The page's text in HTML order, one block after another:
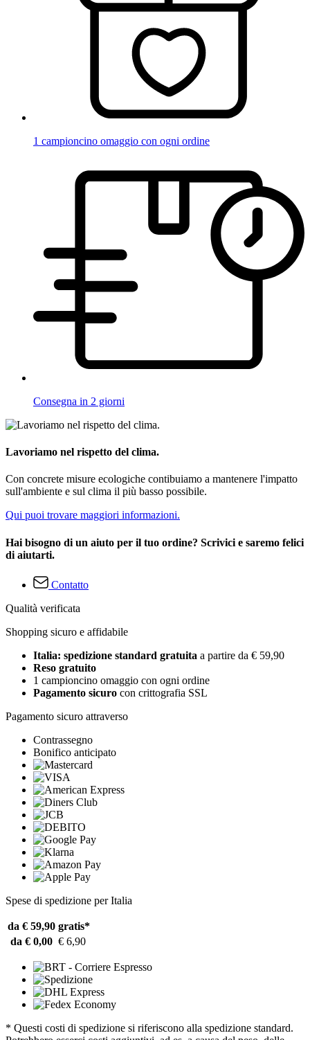
1 campioncino omaggio con ogni ordine
Consegna in 2 giorni
Lavoriamo nel rispetto del clima.
Con concrete misure ecologiche contibuiamo a mantenere l'impatto
sull'ambiente e sul clima il più basso possibile.
Qui puoi trovare maggiori informazioni.
Hai bisogno di un aiuto per il tuo ordine? Scrivici e saremo felici
di aiutarti.
Contatto
Qualità verificata
Shopping sicuro e affidabile
Italia: spedizione standard gratuita a partire da € 59,90
Reso gratuito
1 campioncino omaggio con ogni ordine
Pagamento sicuro con crittografia SSL
Pagamento sicuro attraverso
Contrassegno
Bonifico anticipato
Spese di spedizione per Italia
da € 59,90 gratis*
da € 0,00 € 6,90
* Questi costi di spedizione si riferiscono alla spedizione standard.